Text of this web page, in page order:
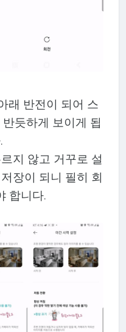
래 반전이 되어 스
듯하게 보이게 됩
지 않고 거꾸로 설
장이 되니 필히 회
합니다.